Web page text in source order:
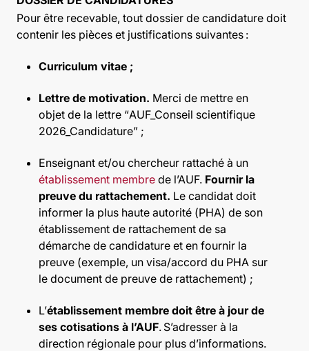
Pour être recevable, tout dossier de candidature doit
contenir les pièces et justifications suivantes :
Curriculum vitae ;
Lettre de motivation. Merci de mettre en
objet de la lettre “AUF_Conseil scientifique
2026_Candidature” ;
Enseignant et/ou chercheur rattaché à un
établissement membre de l’AUF. Fournir la
preuve du rattachement. Le candidat doit
informer la plus haute autorité (PHA) de son
établissement de rattachement de sa
démarche de candidature et en fournir la
preuve (exemple, un visa/accord du PHA sur
le document de preuve de rattachement) ;
L’établissement membre doit être à jour de
ses cotisations à l’AUF. S’adresser à la
direction régionale pour plus d’informations.